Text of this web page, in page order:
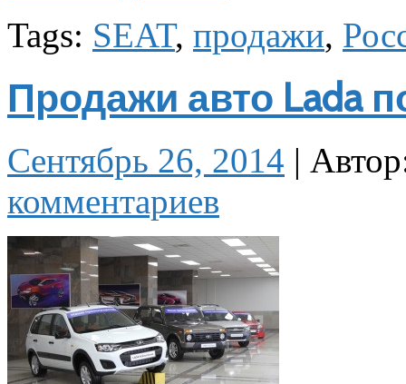
Tags: SEAT, продажи,
Продажи авто Lada
Сентябрь 26, 2014 |
комментариев